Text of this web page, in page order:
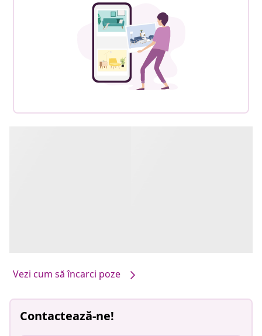
Vezi cum să încarci poze
Contactează-ne!